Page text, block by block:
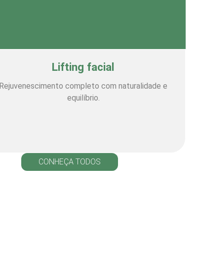
Lifting facial
Rejuvenescimento completo com naturalidade e
equilíbrio.
CONHEÇA TODOS